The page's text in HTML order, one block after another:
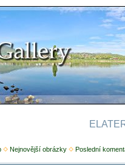
Nejnovější obrázky Poslední